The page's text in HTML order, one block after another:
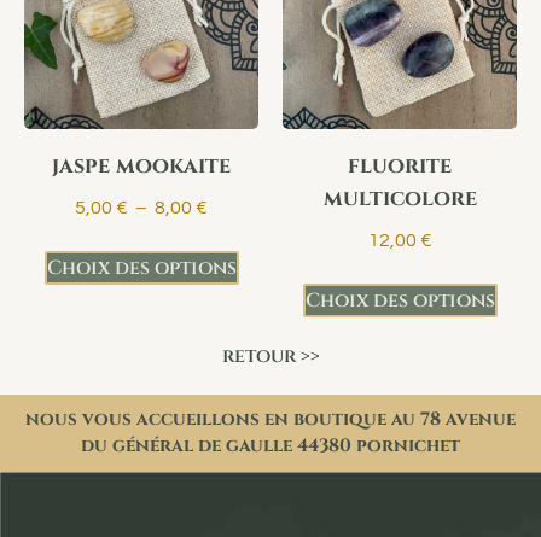
jaspe mookaite
5,00 € – 8,00 €
Choix des options
fluorite
multicolore
12,00 €
Choix des options
retour >>
nous vous accueillons en boutique au 78 avenue
du général de gaulle 44380 pornichet